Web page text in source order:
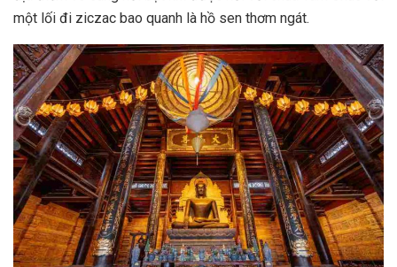
một lối đi ziczac bao quanh là hồ sen thơm ngát.